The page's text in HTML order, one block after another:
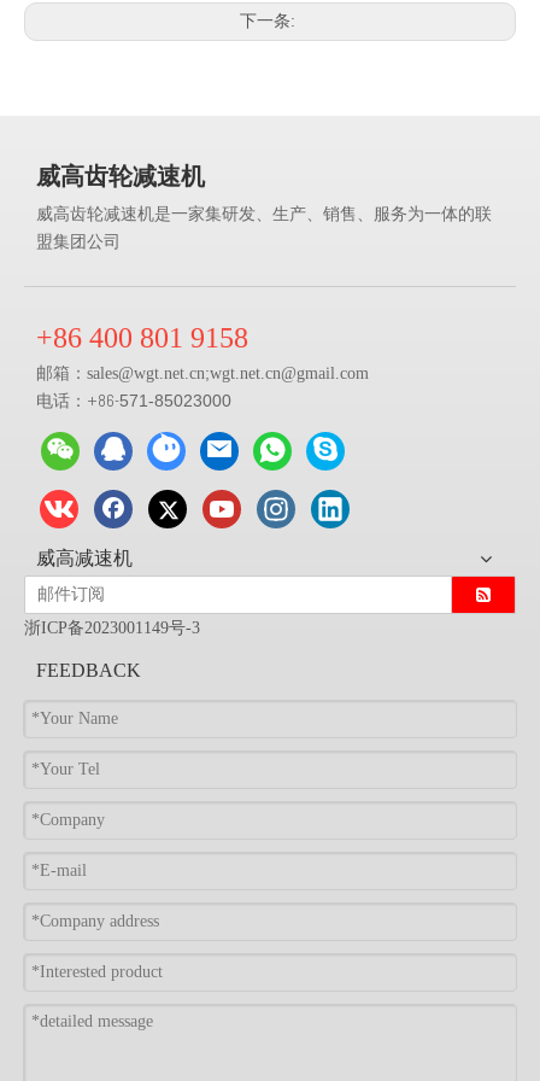
下一条:
威高齿轮减速机
威高齿轮减速机是一家集研发、生产、销售、服务为一体的联
盟集团公司
+86 400 801 9158
邮箱： sales@wgt.net.cn;wgt.net.cn@gmail.com
电话：+86-571-85023000
威高减速机
浙ICP备2023001149号-3
FEEDBACK